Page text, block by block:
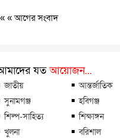
« «আগের সংবাদ
যতআয়োজন...
জাতীয় আন্তর্জাতিক
সুনামগঞ্জ
হবিগঞ্জ
শিল্প-সাহিত্য
শিক্ষাঙ্গন
খুলনা
বরিশাল